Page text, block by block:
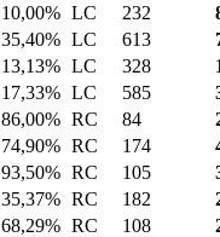
10,00% LC 232
35,40% LC 613
13,13% LC 328
17,33% LC 585
86,00% RC 84
74,90% RC 174
93,50% RC 105
35,37% RC 182
68,29% RC 108